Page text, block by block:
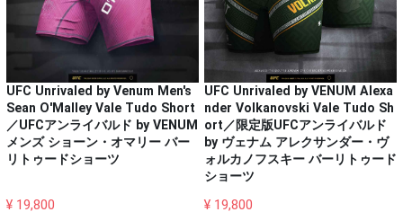
UFC Unrivaled by Venum Men's
Sean O'Malley Vale Tudo Short
／UFCアンライバルド by VENUM
メンズ ショーン・オマリー バー
リトゥードショーツ
¥ 19,800
UFC Unrivaled by VENUM Alexa
nder Volkanovski Vale Tudo Sh
ort／限定版UFCアンライバルド
by ヴェナム アレクサンダー・ヴ
ォルカノフスキー バーリトゥード
ショーツ
¥ 19,800